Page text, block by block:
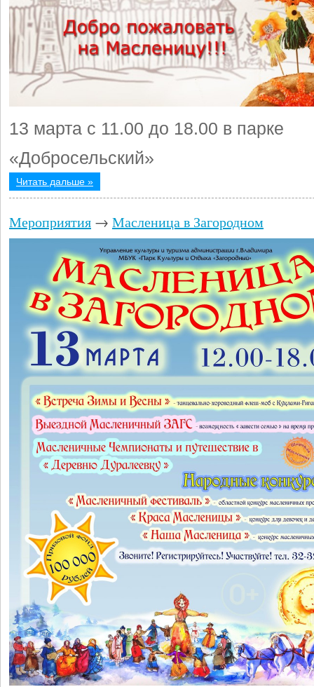
13 марта с 11.00 до 18.00 в парке
«Добросельский»
Читать дальше »
Мероприятия → Масленица в Загородном